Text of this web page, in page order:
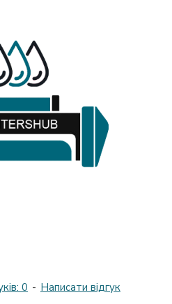
0 - Написати відгук